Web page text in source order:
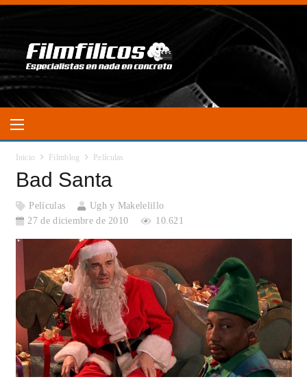
Inicio Filmblog Películas
Bad Santa
Películas
Ugh y Makelelillo
27 de diciembre de 2010
10.621